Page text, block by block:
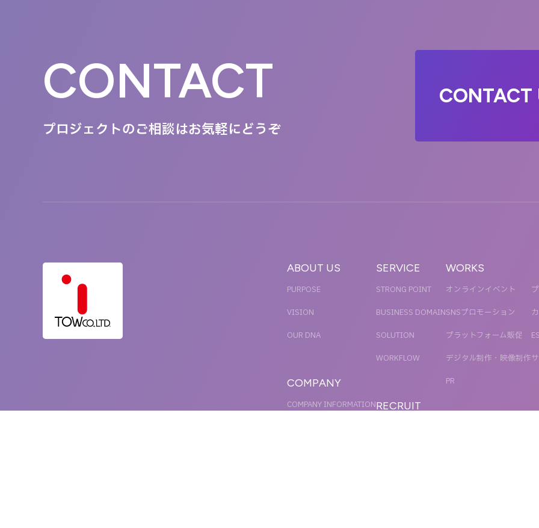
CONTACT
プロジェクトのご相談はお気軽にどうぞ
CONTACT
ABOUT US
PURPOSE
VISION
OUR DNA
COMPANY
COMPANY INFORMATION
SERVICE
STRONG POINT
BUSINESS DOMAIN
SOLUTION
WORKFLOW
RECRUIT
WORKS
オンラインイベント
SNSプロモーション
プラットフォーム販促
デジタル制作・映像制作
PR